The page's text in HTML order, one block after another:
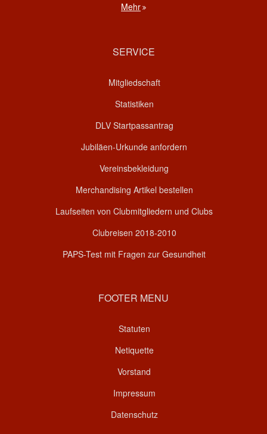
Mehr
SERVICE
Mitgliedschaft
Statistiken
DLV Startpassantrag
Jubiläen-Urkunde anfordern
Vereinsbekleidung
Merchandising Artikel bestellen
Laufseiten von Clubmitgliedern und Clubs
Clubreisen 2018-2010
PAPS-Test mit Fragen zur Gesundheit
FOOTER MENU
Statuten
Netiquette
Vorstand
Impressum
Datenschutz